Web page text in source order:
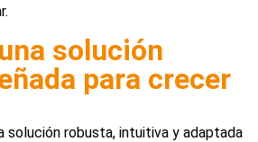
solución
para crecer
solución robusta, intuitiva y adaptada